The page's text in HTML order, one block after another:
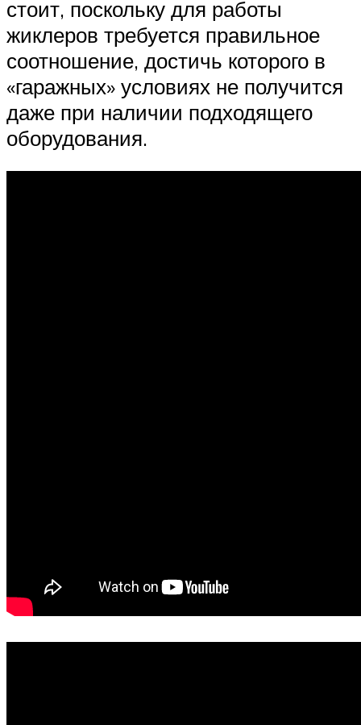
стоит, поскольку для работы
жиклеров требуется правильное
соотношение, достичь которого в
«гаражных» условиях не получится
даже при наличии подходящего
оборудования.